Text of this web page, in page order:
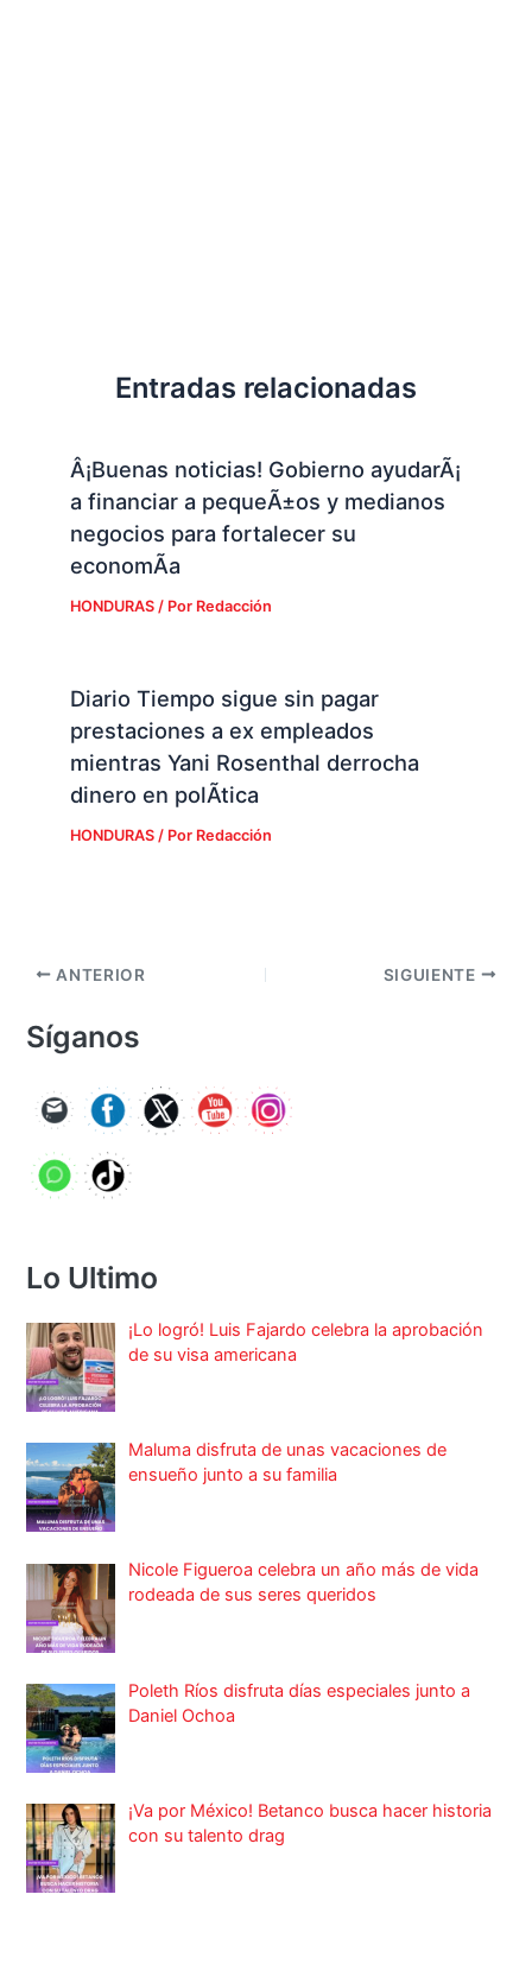
Entradas relacionadas
Â¡Buenas noticias! Gobierno ayudarÃ¡
a financiar a pequeÃ±os y medianos
negocios para fortalecer su
economÃ­a
HONDURAS/ Por Redacción
Diario Tiempo sigue sin pagar
prestaciones a ex empleados
mientras Yani Rosenthal derrocha
dinero en polÃ­tica
HONDURAS/ Por Redacción
ANTERIOR SIGUIENTE
Síganos
Lo Ultimo
¡Lo logró! Luis Fajardo celebra la aprobación
de su visa americana
Maluma disfruta de unas vacaciones de
ensueño junto a su familia
Nicole Figueroa celebra un año más de vida
rodeada de sus seres queridos
Poleth Ríos disfruta días especiales junto a
Daniel Ochoa
¡Va por México! Betanco busca hacer historia
con su talento drag